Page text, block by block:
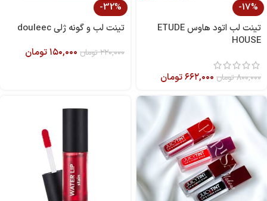
-17%
تینت لب اتود هاوس ETUDE
HOUSE
۸۰۰,۰۰۰تومان ۶۶۲,۰۰۰تومان
-32%
تینت لب و گونه ژلی douleec
۲۲۰,۰۰۰تومان ۱۵۰,۰۰۰تومان